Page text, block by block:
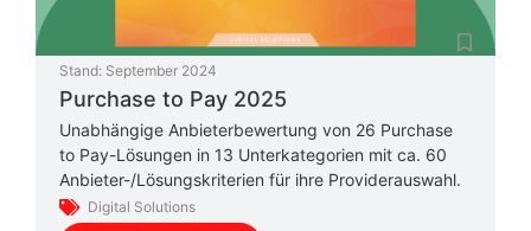
Stand: September 2024
Purchase to Pay 2025
Unabhängige Anbieterbewertung von 26 Purchase
to Pay-Lösungen in 13 Unterkategorien mit ca. 60
Anbieter-/Lösungskriterien für ihre Providerauswahl.
Digital Solutions